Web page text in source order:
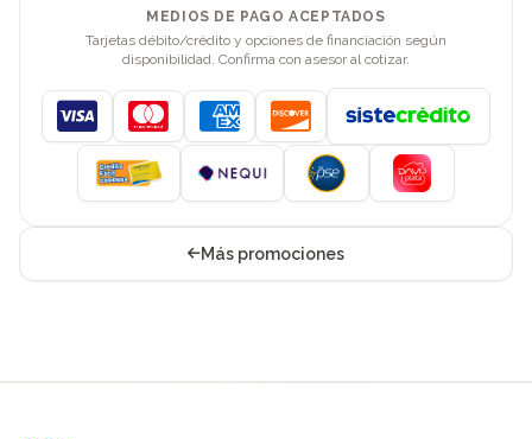
MEDIOS DE PAGO ACEPTADOS
Tarjetas débito/crédito y opciones de financiación según
disponibilidad. Confirma con asesor al cotizar.
Visa MastercardAmerican Express
Discover
Más promociones